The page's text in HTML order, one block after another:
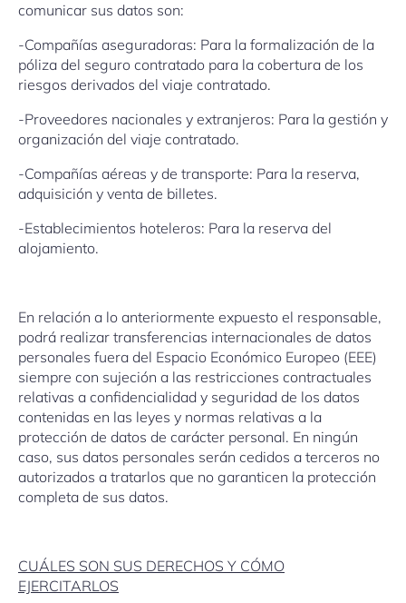
comunicar sus datos son:
-Compañías aseguradoras: Para la formalización de la
póliza del seguro contratado para la cobertura de los
riesgos derivados del viaje contratado.
-Proveedores nacionales y extranjeros: Para la gestión y
organización del viaje contratado.
-Compañías aéreas y de transporte: Para la reserva,
adquisición y venta de billetes.
-Establecimientos hoteleros: Para la reserva del
alojamiento.
En relación a lo anteriormente expuesto el responsable,
podrá realizar transferencias internacionales de datos
personales fuera del Espacio Económico Europeo (EEE)
siempre con sujeción a las restricciones contractuales
relativas a confidencialidad y seguridad de los datos
contenidas en las leyes y normas relativas a la
protección de datos de carácter personal. En ningún
caso, sus datos personales serán cedidos a terceros no
autorizados a tratarlos que no garanticen la protección
completa de sus datos.
CUÁLES SON SUS DERECHOS Y CÓMO
EJERCITARLOS